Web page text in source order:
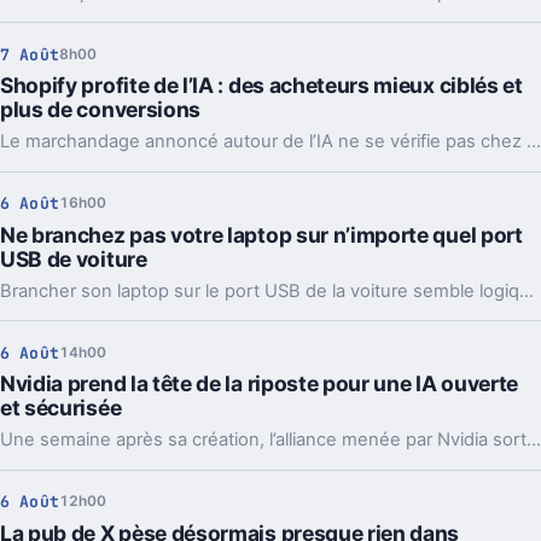
7 Août8h00
Shopify profite de l’IA : des acheteurs mieux ciblés et
plus de conversions
Le marchandage annoncé autour de l’IA ne se vérifie pas chez Shopify. La plateforme dit voir tripler le trafic et les commandes venus des assistants.
6 Août 16h00
Ne branchez pas votre laptop sur n’importe quel port
USB de voiture
Brancher son laptop sur le port USB de la voiture semble logique. En pratique, la puissance manque souvent, sauf rares exceptions bien identifiées.
6 Août 14h00
Nvidia prend la tête de la riposte pour une IA ouverte
et sécurisée
Une semaine après sa création, l’alliance menée par Nvidia sort déjà des propositions concrètes pour sécuriser l’IA ouverte. Et ce timing compte.
6 Août 12h00
La pub de X pèse désormais presque rien dans